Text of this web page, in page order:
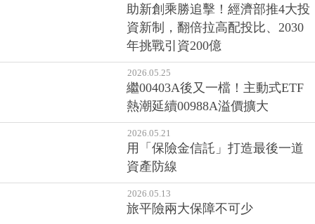
助新創乘勝追擊！經濟部推4大投
資新制，翻倍拉高配投比、2030
年挑戰引資200億
2026.05.25
繼00403A後又一檔！主動式ETF
熱潮延續00988A溢價擴大
2026.05.21
用「保險金信託」打造最後一道
資產防線
2026.05.13
旅平險兩大保障不可少